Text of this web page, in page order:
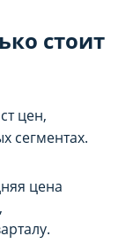
стоит
цен,
сегментах.
цена